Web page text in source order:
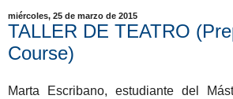
miércoles, 25 de marzo de 2015
TALLER DE TEATRO
Course)
Marta Escribano, estudiante del